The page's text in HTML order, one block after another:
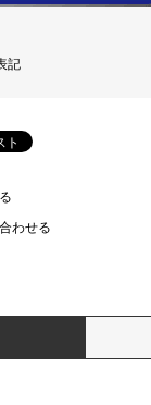
記
わせる